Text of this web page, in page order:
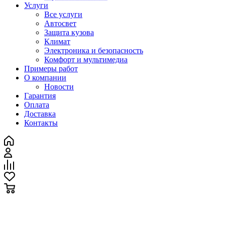
Услуги
Все услуги
Автосвет
Защита кузова
Климат
Электроника и безопасность
Комфорт и мультимедиа
Примеры работ
О компании
Новости
Гарантия
Оплата
Доставка
Контакты